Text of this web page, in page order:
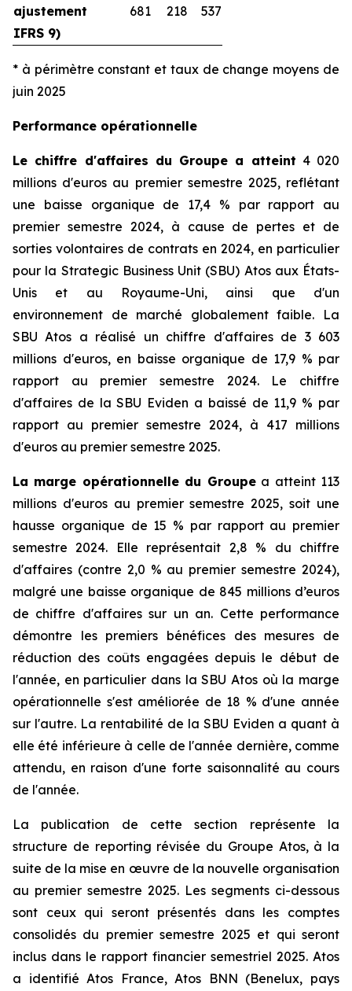
ajustement
IFRS 9)
681 218 537
* à périmètre constant et taux de change moyens de
juin 2025
Performance opérationnelle
Le chiffre d'affaires du Groupe a atteint 4 020
millions d'euros au premier semestre 2025, reflétant
une baisse organique de 17,4 % par rapport au
premier semestre 2024, à cause de pertes et de
sorties volontaires de contrats en 2024, en particulier
pour la Strategic Business Unit (SBU) Atos aux États-
Unis et au Royaume-Uni, ainsi que d'un
environnement de marché globalement faible. La
SBU Atos a réalisé un chiffre d'affaires de 3 603
millions d'euros, en baisse organique de 17,9 % par
rapport au premier semestre 2024. Le chiffre
d'affaires de la SBU Eviden a baissé de 11,9 % par
rapport au premier semestre 2024, à 417 millions
d'euros au premier semestre 2025.
La marge opérationnelle du Groupea atteint 113
millions d'euros au premier semestre 2025, soit une
hausse organique de 15 % par rapport au premier
semestre 2024. Elle représentait 2,8 % du chiffre
d'affaires (contre 2,0 % au premier semestre 2024),
malgré une baisse organique de 845 millions d’euros
de chiffre d'affaires sur un an. Cette performance
démontre les premiers bénéfices des mesures de
réduction des coûts engagées depuis le début de
l'année, en particulier dans la SBU Atos où la marge
opérationnelle s'est améliorée de 18 % d'une année
sur l'autre. La rentabilité de la SBU Eviden a quant à
elle été inférieure à celle de l'année dernière, comme
attendu, en raison d'une forte saisonnalité au cours
de l'année.
La publication de cette section représente la
structure de reporting révisée du Groupe Atos, à la
suite de la mise en œuvre de la nouvelle organisation
au premier semestre 2025. Les segments ci-dessous
sont ceux qui seront présentés dans les comptes
consolidés du premier semestre 2025 et qui seront
inclus dans le rapport financier semestriel 2025. Atos
a identifié Atos France, Atos BNN (Benelux, pays